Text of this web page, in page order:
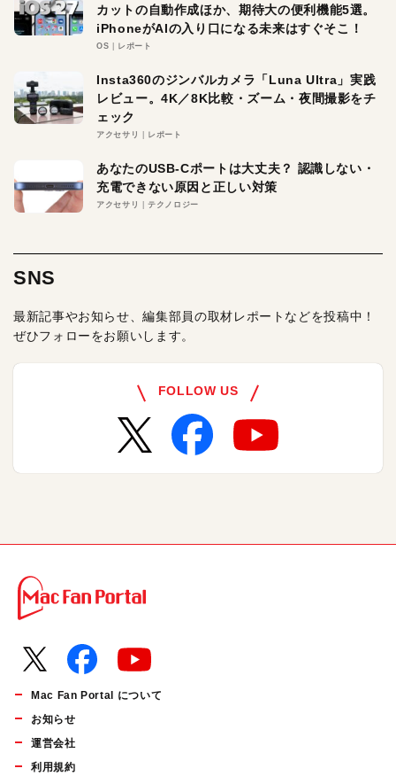
カットの自動作成ほか、期待大の便利機能5選。
iPhoneがAIの入り口になる未来はすぐそこ！
OS レポート
Insta360のジンバルカメラ「Luna Ultra」実践
レビュー。4K／8K比較・ズーム・夜間撮影をチ
ェック
アクセサリ レポート
あなたのUSB-Cポートは大丈夫？ 認識しない・
充電できない原因と正しい対策
アクセサリ テクノロジー
SNS
最新記事やお知らせ、編集部員の取材レポートなどを投稿中！
ぜひフォローをお願いします。
FOLLOW US
Mac Fan Portal について
お知らせ
運営会社
利用規約